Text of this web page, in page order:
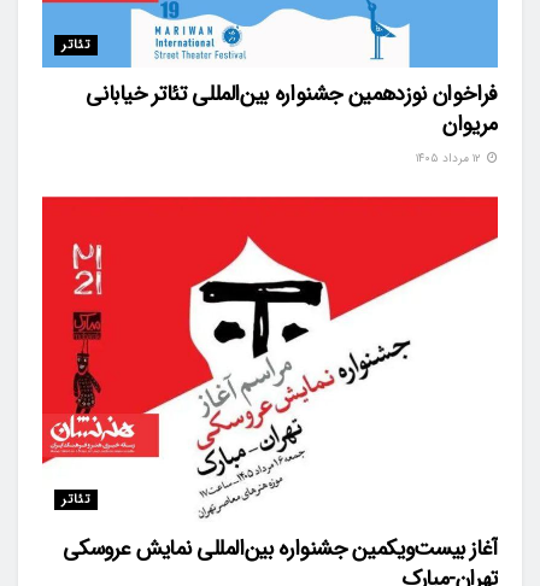
تئاتر
فراخوان نوزدهمین جشنواره بین‌المللی تئاتر خیابانی
مریوان
تئاتر
آغاز بیست‌ویکمین جشنواره بین‌المللی نمایش عروسکی
تهران-مبارک